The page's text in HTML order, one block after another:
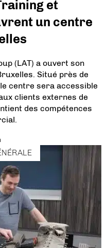
et
un centre
(LAT) a ouvert son
Situé près de
centre sera accessible
clients externes de
des compétences